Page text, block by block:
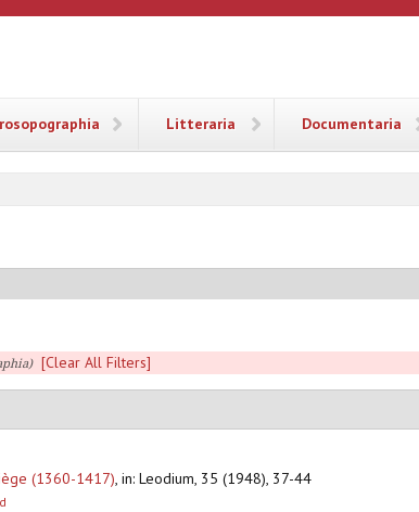
Litteraria Documentaria
[Clear All Filters]
(1360-1417), in: Leodium, 35 (1948), 37-44